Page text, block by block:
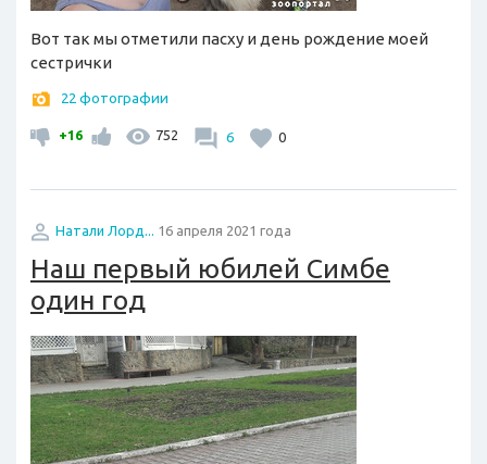
Вот так мы отметили пасху и день рождение моей
сестрички
22 фотографии
+16 752 6 0
Натали Лорд... 16 апреля 2021 года
Наш первый юбилей Симбе
один год